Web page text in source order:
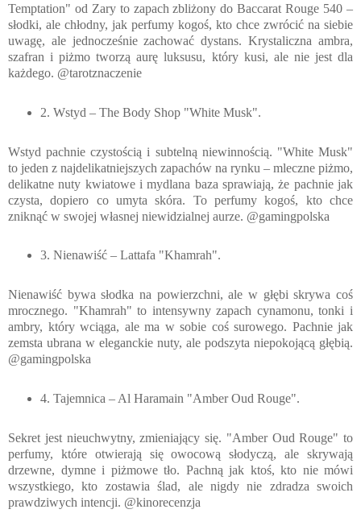
Temptation" od Zary to zapach zbliżony do Baccarat Rouge 540 –
słodki, ale chłodny, jak perfumy kogoś, kto chce zwrócić na siebie
uwagę, ale jednocześnie zachować dystans. Krystaliczna ambra,
szafran i piżmo tworzą aurę luksusu, który kusi, ale nie jest dla
każdego. @tarotznaczenie
2. Wstyd – The Body Shop "White Musk".
Wstyd pachnie czystością i subtelną niewinnością. "White Musk"
to jeden z najdelikatniejszych zapachów na rynku – mleczne piżmo,
delikatne nuty kwiatowe i mydlana baza sprawiają, że pachnie jak
czysta, dopiero co umyta skóra. To perfumy kogoś, kto chce
zniknąć w swojej własnej niewidzialnej aurze. @gamingpolska
3. Nienawiść – Lattafa "Khamrah".
Nienawiść bywa słodka na powierzchni, ale w głębi skrywa coś
mrocznego. "Khamrah" to intensywny zapach cynamonu, tonki i
ambry, który wciąga, ale ma w sobie coś surowego. Pachnie jak
zemsta ubrana w eleganckie nuty, ale podszyta niepokojącą głębią.
@gamingpolska
4. Tajemnica – Al Haramain "Amber Oud Rouge".
Sekret jest nieuchwytny, zmieniający się. "Amber Oud Rouge" to
perfumy, które otwierają się owocową słodyczą, ale skrywają
drzewne, dymne i piżmowe tło. Pachną jak ktoś, kto nie mówi
wszystkiego, kto zostawia ślad, ale nigdy nie zdradza swoich
prawdziwych intencji. @kinorecenzja